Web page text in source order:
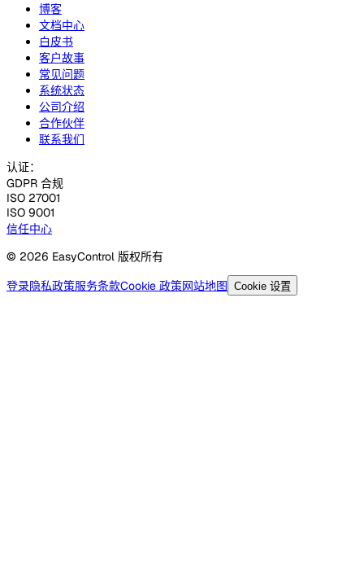
博客
文档中心
白皮书
客户故事
常见问题
系统状态
公司介绍
合作伙伴
联系我们
认证：
GDPR 合规
ISO 27001
ISO 9001
信任中心
© 2026 EasyControl 版权所有
登录隐私政策服务条款Cookie 政策网站地图 Cookie 设置